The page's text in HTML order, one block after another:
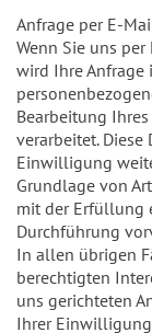
Anfrage per E-
Wenn Sie uns
wird Ihre Anfrage
Bearbeitung
verarbeitet.
Einwilligung
Grundlage von
mit der Erfüllung
Durchführung
In allen übrigen
berechtigten
uns gerichteten
Ihrer Einwilligung